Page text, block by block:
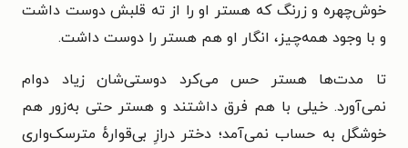
خوش‌چهره و زرنگ که هستر او را از ته قلبش دوست داشت
و با وجود همه‌چیز، انگار او هم هستر را دوست داشت.
تا مدت‌ها هستر حس می‌کرد دوستی‌شان زیاد دوام
نمی‌آورد. خیلی با هم فرق داشتند و هستر حتی به‌زور هم
خوشگل به حساب نمی‌آمد؛ دختر درازِ بی‌قوارهٔ مترسک‌واری